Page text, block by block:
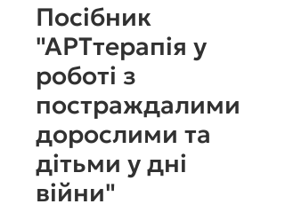
Посібник
"АРТтерапія у
роботі з
постраждалими
дорослими та
дітьми у дні
війни"